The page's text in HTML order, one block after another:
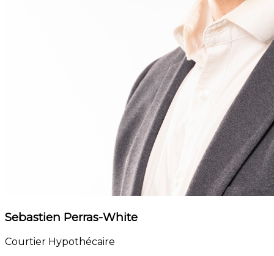
Sebastien Perras-White
Courtier Hypothécaire